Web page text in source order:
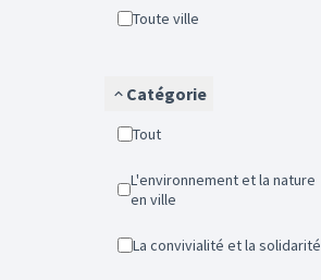
Toute ville
Catégorie
Tout
L'environnement et la nature
en ville
La convivialité et la solidarité